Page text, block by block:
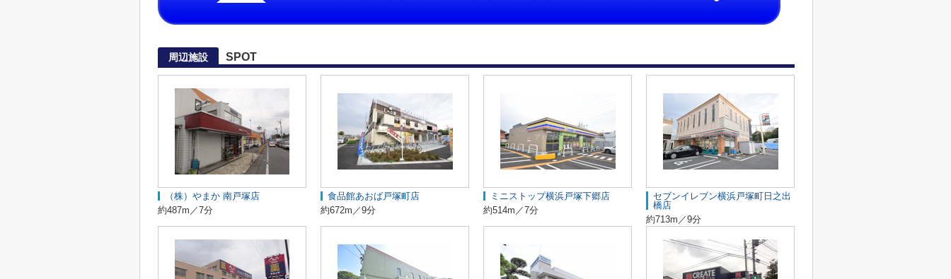
周辺施設 SPOT
（株）やまか 南戸塚店
約487m／7分
食品館あおば戸塚町店
約672m／9分
ミニストップ横浜戸塚下郷店
約514m／7分
セブンイレブン横浜戸塚町日之出
橋店
約713m／9分